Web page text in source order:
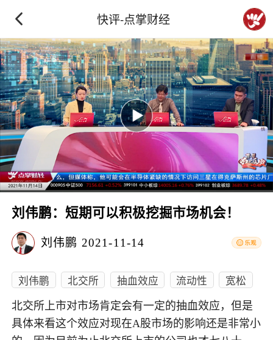
快评-点掌财经
刘伟鹏：短期可以积极挖掘市场机会！
刘伟鹏 2021-11-14
刘伟鹏 北交所 抽血效应 流动性 宽松
北交所上市对市场肯定会有一定的抽血效应，但是
具体来看这个效应对现在A股市场的影响还是非常小